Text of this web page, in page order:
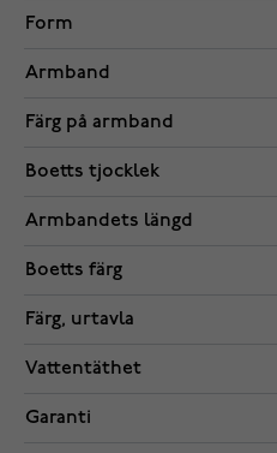
Form
Armband
Färg på armband
Boetts tjocklek
Armbandets längd
Boetts färg
Färg, urtavla
Vattentäthet
Garanti